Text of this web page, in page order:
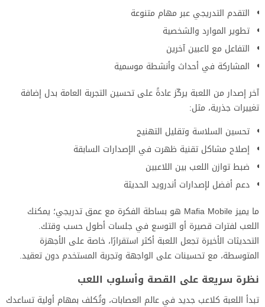
التقدم التدريجي عبر مهام متنوعة
تطوير الموارد والشخصية
التفاعل مع لاعبين آخرين
المشاركة في أحداث وأنشطة موسمية
آخر إصدار من اللعبة يركّز عادةً على تحسين التجربة العامة بدل إضافة
تغييرات جذرية، مثل:
تحسين السلاسة وتقليل التهنيج
إصلاح مشاكل تقنية ظهرت في الإصدارات السابقة
ضبط توازن اللعب بين اللاعبين
دعم أفضل لإصدارات أندرويد الحديثة
ما يميز Mafia Mobile هو بساطة الفكرة مع عمق تدريجي؛ يمكنك
اللعب لفترات قصيرة أو التوسع في جلسات أطول حسب وقتك.
التحديثات الأخيرة تجعل اللعبة أكثر استقرارًا، خاصة على الأجهزة
المتوسطة، مع تحسينات على الواجهة وتجربة المستخدم دون تعقيد.
نظرة سريعة على القصة وأسلوب اللعب
تبدأ اللعبة كلاعب جديد في عالم العصابات، وتُكلف بمهام أولية تساعدك